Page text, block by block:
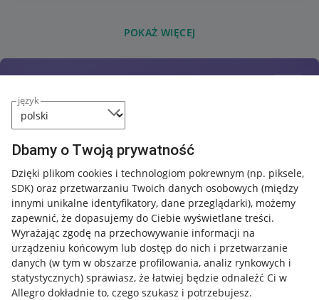
język
Dbamy o Twoją prywatność
Dzięki plikom cookies i technologiom pokrewnym (np. piksele,
SDK) oraz przetwarzaniu Twoich danych osobowych (między
innymi unikalne identyfikatory, dane przeglądarki), możemy
zapewnić, że dopasujemy do Ciebie wyświetlane treści.
Wyrażając zgodę na przechowywanie informacji na
urządzeniu końcowym lub dostęp do nich i przetwarzanie
danych (w tym w obszarze profilowania, analiz rynkowych i
statystycznych) sprawiasz, że łatwiej będzie odnaleźć Ci w
Allegro dokładnie to, czego szukasz i potrzebujesz.
POKAŻ WIĘCEJ